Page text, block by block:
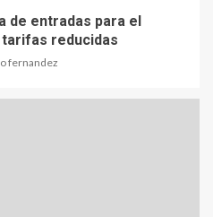
de entradas para el
reducidas
fernandez